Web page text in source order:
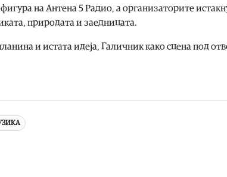
на Антена 5 Радио, а организаторите
природата и заедницата.
и истата идеја, Галичник како сцена под